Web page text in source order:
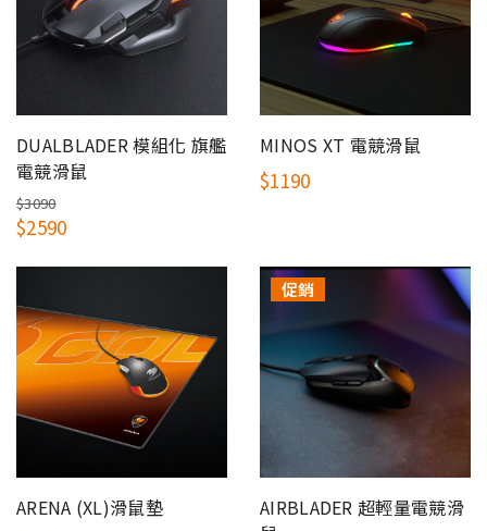
DUALBLADER 模組化 旗艦
電競滑鼠
$3090
$2590
MINOS XT 電競滑鼠
$1190
ARENA (XL)滑鼠墊
促銷
AIRBLADER 超輕量電競滑